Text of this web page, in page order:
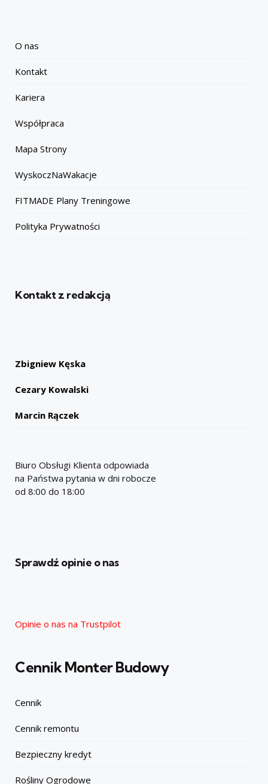
O nas
Kontakt
Kariera
Współpraca
Mapa Strony
WyskoczNaWakacje
FITMADE Plany Treningowe
Polityka Prywatności
Kontakt z redakcją
Zbigniew Kęska
Cezary Kowalski
Marcin Rączek
Biuro Obsługi Klienta odpowiada
na Państwa pytania w dni robocze
od 8:00 do 18:00
Sprawdź opinie o nas
Opinie o nas na Trustpilot
Cennik Monter Budowy
Cennik
Cennik remontu
Bezpieczny kredyt
Rośliny Ogrodowe